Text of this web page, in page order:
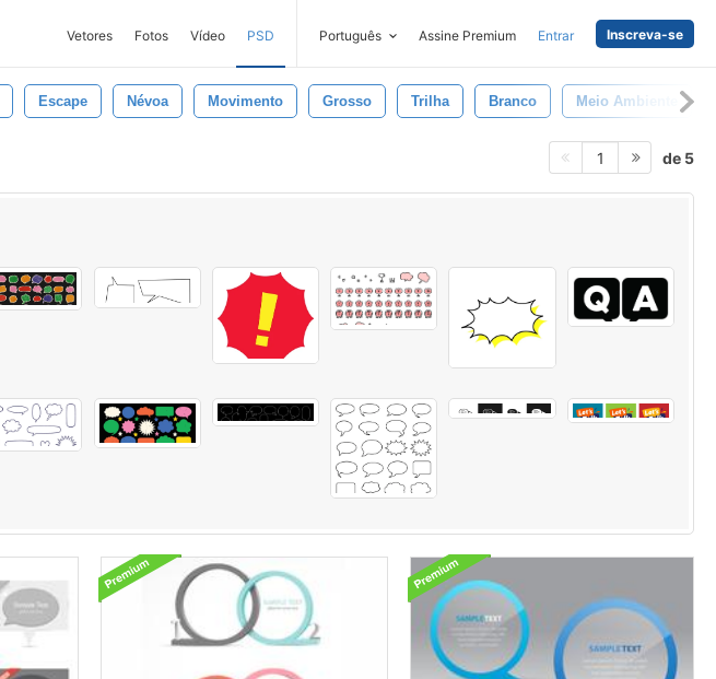
Vetores Fotos Vídeo PSD Português Assine Premium Entrar Inscreva-se
Escape Névoa Movimento Grosso Trilha Branco Meio Ambiente
1 de 5